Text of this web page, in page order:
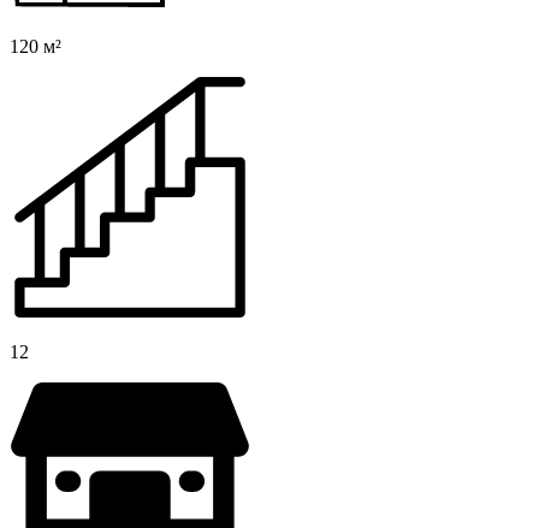
120 м²
12